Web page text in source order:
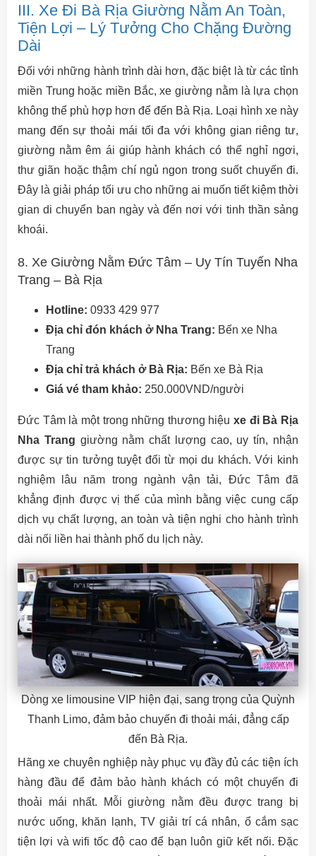
III. Xe Đi Bà Rịa Giường Nằm An Toàn,
Tiện Lợi – Lý Tưởng Cho Chặng Đường
Dài
Đối với những hành trình dài hơn, đặc biệt là từ các tỉnh
miền Trung hoặc miền Bắc, xe giường nằm là lựa chọn
không thể phù hợp hơn để đến Bà Rịa. Loại hình xe này
mang đến sự thoải mái tối đa với không gian riêng tư,
giường nằm êm ái giúp hành khách có thể nghỉ ngơi,
thư giãn hoặc thậm chí ngủ ngon trong suốt chuyến đi.
Đây là giải pháp tối ưu cho những ai muốn tiết kiệm thời
gian di chuyển ban ngày và đến nơi với tinh thần sảng
khoái.
8. Xe Giường Nằm Đức Tâm – Uy Tín Tuyến Nha
Trang – Bà Rịa
Hotline: 0933 429 977
Địa chỉ đón khách ở Nha Trang: Bến xe Nha
Trang
Địa chỉ trả khách ở Bà Rịa: Bến xe Bà Rịa
Giá vé tham khảo: 250.000VND/người
Đức Tâm là một trong những thương hiệuxe đi Bà Rịa
Nha Trang giường nằm chất lượng cao, uy tín, nhận
được sự tin tưởng tuyệt đối từ mọi du khách. Với kinh
nghiệm lâu năm trong ngành vận tải, Đức Tâm đã
khẳng định được vị thế của mình bằng việc cung cấp
dịch vụ chất lượng, an toàn và tiện nghi cho hành trình
dài nối liền hai thành phố du lịch này.
Dòng xe limousine VIP hiện đại, sang trọng của Quỳnh
Thanh Limo, đảm bảo chuyến đi thoải mái, đẳng cấp
đến Bà Rịa.
Hãng xe chuyên nghiệp này phục vụ đầy đủ các tiện ích
hàng đầu để đảm bảo hành khách có một chuyến đi
thoải mái nhất. Mỗi giường nằm đều được trang bị
nước uống, khăn lạnh, TV giải trí cá nhân, ổ cắm sạc
tiện lợi và wifi tốc độ cao để bạn luôn giữ kết nối. Đặc